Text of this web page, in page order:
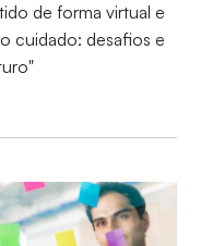
de forma virtual e
cuidado: desafios e